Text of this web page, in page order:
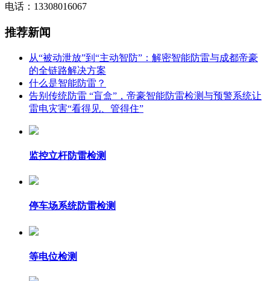
电话：13308016067
推荐新闻
从“被动泄放”到“主动智防”：解密智能防雷与成都帝豪
的全链路解决方案
什么是智能防雷？
告别传统防雷 “盲盒”，帝豪智能防雷检测与预警系统让
雷电灾害“看得见、管得住”
监控立杆防雷检测
停车场系统防雷检测
等电位检测